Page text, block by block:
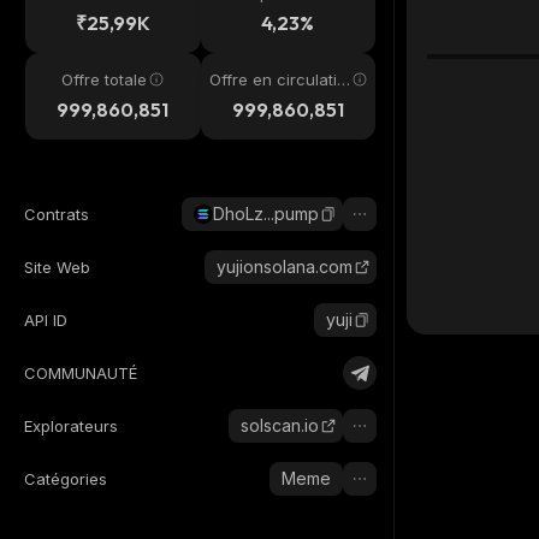
₹25,99K 4,23%
Offre totale
999,860,851
Offre en circulatio
999,860,851
Contrats DhoLz...pump
Site Web yujionsolana.com
API ID yuji
COMMUNAUTÉ
Explorateurs solscan.io
Catégories Meme